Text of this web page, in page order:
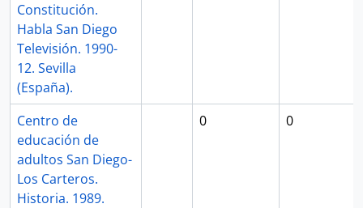
Constitución.
Habla San Diego
Televisión. 1990-
12. Sevilla
(España).
Centro de
educación de
adultos San Diego-
Los Carteros.
Historia. 1989.
0 0